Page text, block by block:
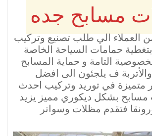
مسابح جده
العملاء الي طلب تصنيع وتركيب
حمامات السياحة الخاصة
التامة و حماية المسابح
ف يلجئون الى افضل
متميزة في توريد وتركيب احدث
بشكل ديكوري مميز يزيد
فتقدم مظلات وسواتر